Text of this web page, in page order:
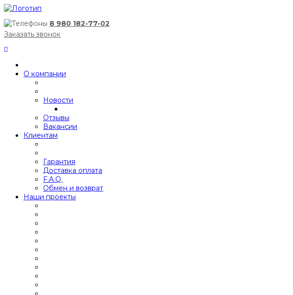
8 980 182-77-02
Заказать звонок
О компании
Новости
Отзывы
Вакансии
Клиентам
Гарантия
Доставка оплата
F.A.Q.
Обмен и возврат
Наши проекты